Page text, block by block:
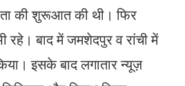
की शुरूआत की थी। फिर
रहे। बाद में जमशेदपुर व रांची में
इसके बाद लगातार न्यूज़